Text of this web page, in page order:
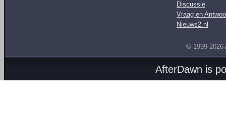
Discussie
Vraag en
Nieuws2.nl
© 1999-2026
AfterDawn is